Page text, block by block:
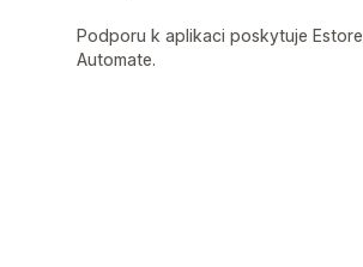
Podporu k aplikaci poskytuje Estore
Automate.